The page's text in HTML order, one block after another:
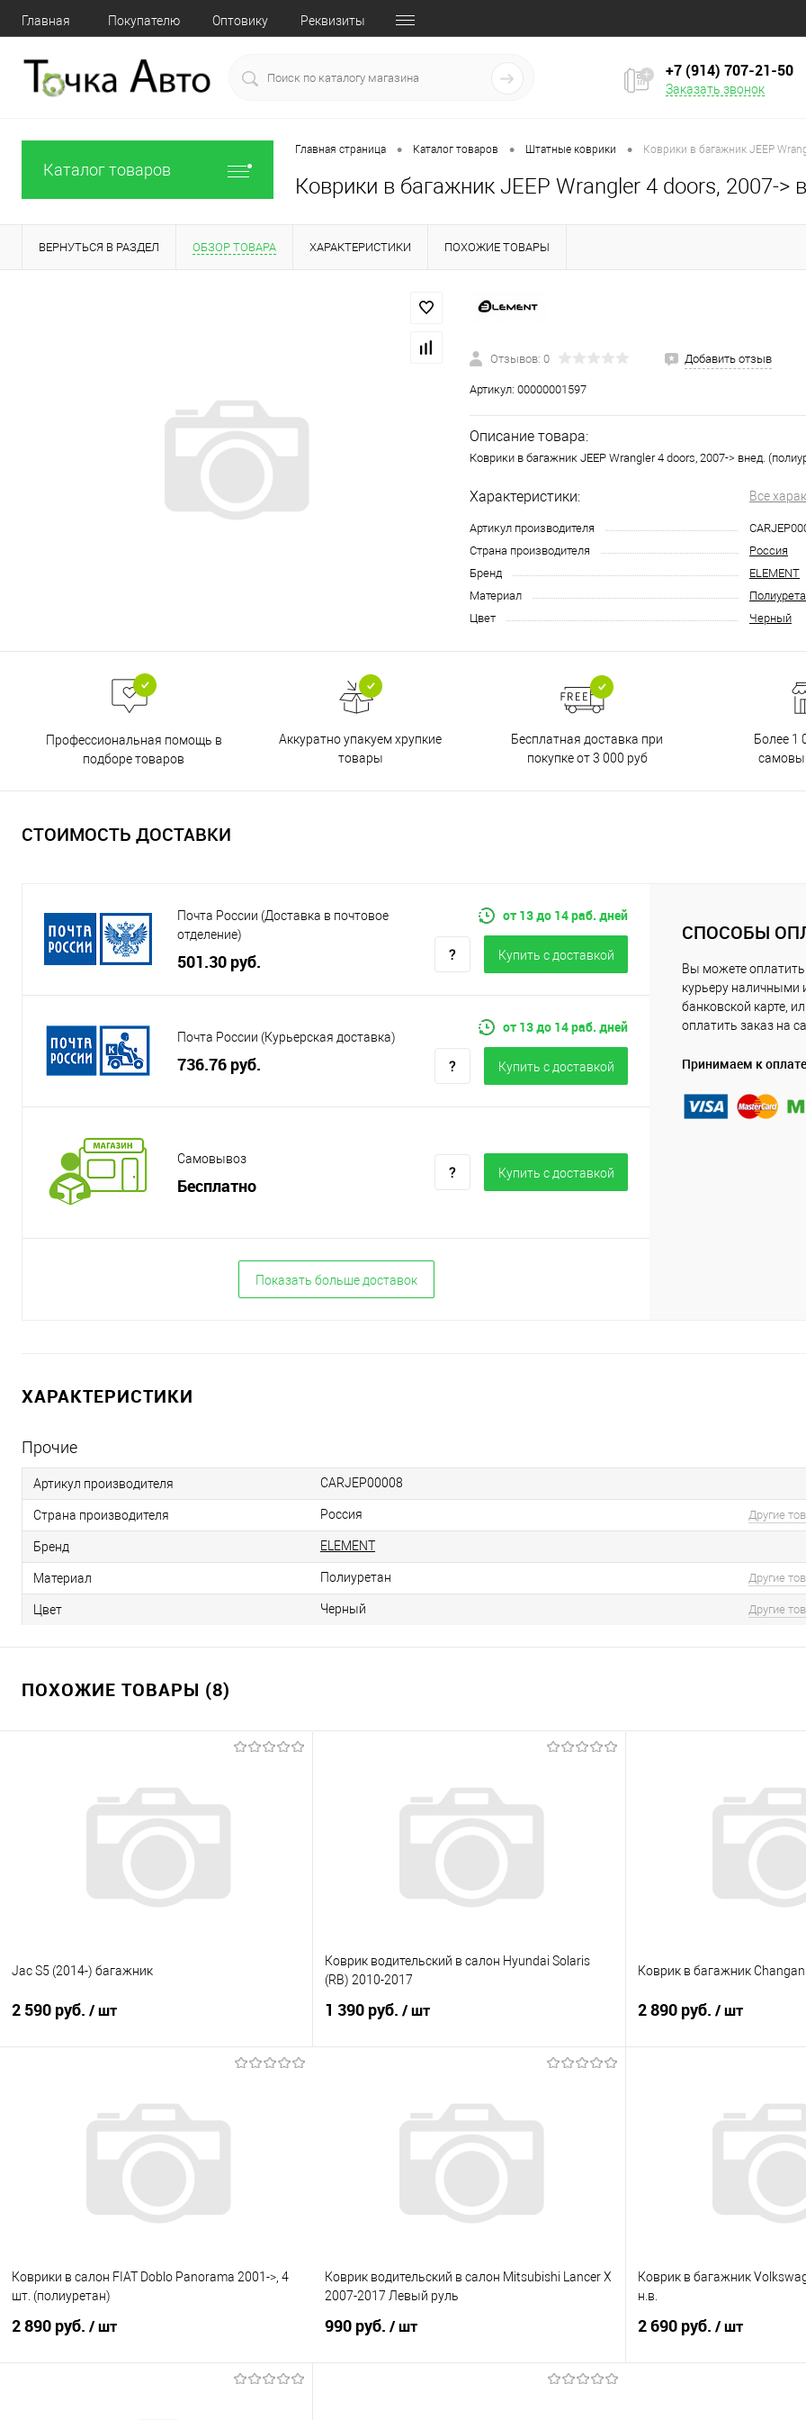
Главная Покупателю Оптовику Реквизиты
+7 (914) 707‒21‒50
Заказать звонок
Каталог товаров
Главная страница • Каталог товаров • Штатные коврики • Коврики в багажник JEEP
Коврики в багажник JEEP Wrangler 4 doors, 2007->
ВЕРНУТЬСЯ В РАЗДЕЛ ОБЗОР ТОВАРА ХАРАКТЕРИСТИКИ ПОХОЖИЕ ТОВАРЫ
Отзывов: 0 Добавить отзыв
Артикул: 00000001597
Описание товара:
Коврики в багажник JEEP Wrangler 4 doors, 2007-> внед.
Характеристики: Все
Артикул производителя
Страна производителя
Россия
Бренд
ELEMENT
Материал
Цвет
Черный
Профессиональная помощь в
подборе товаров
Аккуратно упакуем хрупкие
товары
Бесплатная доставка при
покупке от 3 000 руб
Более 1
СТОИМОСТЬ ДОСТАВКИ
Почта России (Доставка в почтовое
отделение)
501.30 руб.
от 13 до 14 раб. дней
Купить c доставкой
Почта России (Курьерская доставка)
736.76 руб.
от 13 до 14 раб. дней
Купить c доставкой
Самовывоз
Бесплатно
Купить c доставкой
Показать больше доставок
СПОСОБЫ
Вы можете оплатить
курьеру наличными
банковской карте,
оплатить заказ на
Принимаем к оплате
ХАРАКТЕРИСТИКИ
Прочие
Артикул производителя CARJEP00008
Страна производителя Россия Другие
Бренд ELEMENT
Материал Полиуретан Другие
Цвет Черный Другие
ПОХОЖИЕ ТОВАРЫ (8)
Jac S5 (2014-) багажник
2 590 руб. / шт
Купить в 1 клик
Сравнение
Под заказ
Коврик водительский в салон Hyundai Solaris
(RB) 2010-2017
1 390 руб. / шт
Купить в 1 клик
Сравнение
Под заказ
Коврик в багажник Changan
2 890 руб. / шт
Купить в 1 клик
Коврики в салон FIAT Doblo Panorama 2001->, 4
шт. (полиуретан)
2 890 руб. / шт
Коврик водительский в салон Mitsubishi Lancer X
2007-2017 Левый руль
990 руб. / шт
Коврик в багажник
н.в.
2 690 руб. / шт